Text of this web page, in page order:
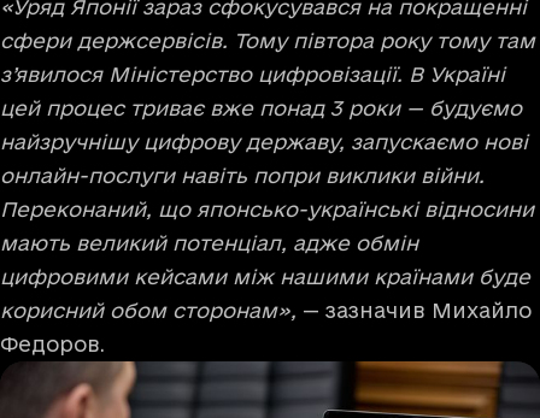
«Уряд Японії зараз сфокусувався на покращенні
сфери держсервісів. Тому півтора року тому там
з’явилося Міністерство цифровізації. В Україні
цей процес триває вже понад 3 роки — будуємо
найзручнішу цифрову державу, запускаємо нові
онлайн-послуги навіть попри виклики війни.
Переконаний, що японсько-українські відносини
мають великий потенціал, адже обмін
цифровими кейсами між нашими країнами буде
корисний обом сторонам», — зазначив Михайло
Федоров.